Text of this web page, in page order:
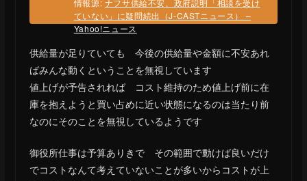
ていない」に疑問続出（J-CASTニュース） –
Yahoo!ニュース
供給量が足りていても 今後の供給量や金額に不安あれ
ばみんな動くということを無視しています
値上げが予告されれば コスト維持のため値上げ前に在
庫を抱えようと買い占めに近い状態になるのは当たり前
なのにそのことを無視しているようです
御役所仕事は予算ありきで その範囲で動けば良いだけ
でコストなんて考えていないことが多いからコストが上